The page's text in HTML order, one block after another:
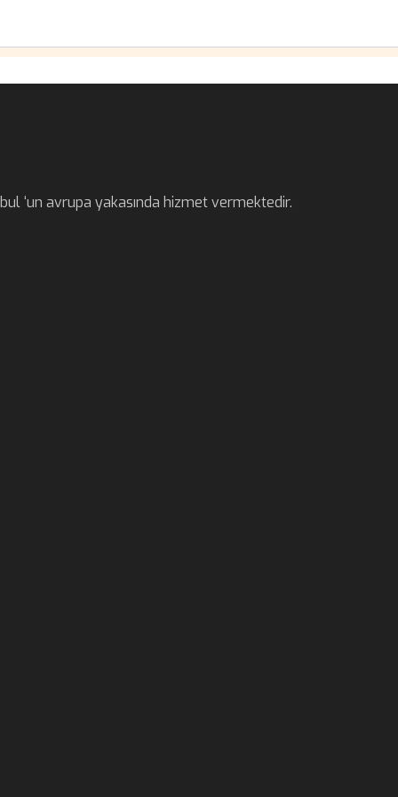
‘un avrupa yakasında hizmet vermektedir.